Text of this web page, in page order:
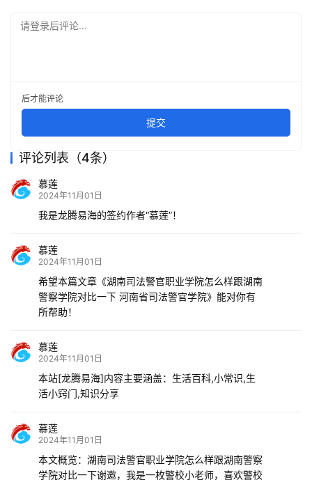
请登录后评论...
后才能评论
提交
评论列表（4条）
慕莲
2024年11月01日
我是龙腾易海的签约作者“慕莲”！
慕莲
2024年11月01日
希望本篇文章《湖南司法警官职业学院怎么样跟湖南
警察学院对比一下 河南省司法警官学院》能对你有
所帮助！
慕莲
2024年11月01日
本站[龙腾易海]内容主要涵盖：生活百科,小常识,生
活小窍门,知识分享
慕莲
2024年11月01日
本文概览：湖南司法警官职业学院怎么样跟湖南警察
学院对比一下谢邀，我是一枚警校小老师，喜欢警校